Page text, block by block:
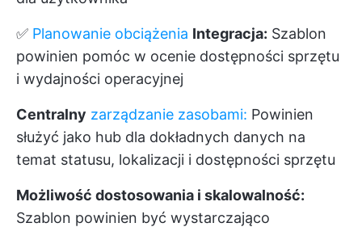
✅ Planowanie obciążenia Integracja: Szablon
powinien pomóc w ocenie dostępności sprzętu
i wydajności operacyjnej
Centralny zarządzanie zasobami: Powinien
służyć jako hub dla dokładnych danych na
temat statusu, lokalizacji i dostępności sprzętu
Możliwość dostosowania i skalowalność:
Szablon powinien być wystarczająco